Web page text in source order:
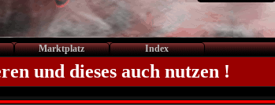
Marktplatz Index
und dieses auch nutzen !